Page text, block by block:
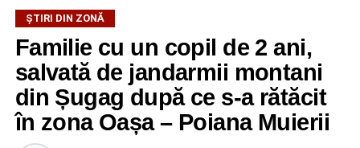
La ediția din acest an au participat peste 200 de cadre
didactice din întreaga țară. Printre participanți s-au aflat
profesori debutanți, profesori cu experiență, inspectori
școlari, directori de școli, consilieri școlari, educatori și
învățători, reprezentând aproape toate disciplinele din
sistemul de învățământ.
Participare, consens și asumare în școală
ȘTIRI DIN ZONĂ
Familie cu un copil de 2 ani,
salvată de jandarmii montani
din Șugag după ce s-a rătăcit
în zona Oașa – Poiana Muierii